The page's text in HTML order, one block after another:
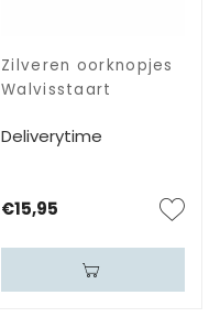
Zilveren oorknopjes
Walvisstaart
Deliverytime
€15,95